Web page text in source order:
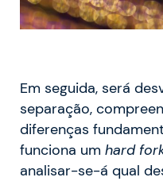
Em seguida, será
separação,
diferenças
funciona um hard
analisar-se-á qual